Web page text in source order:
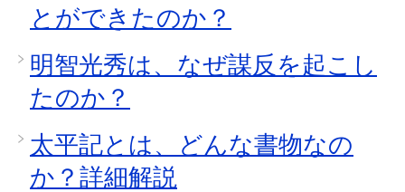
とができたのか？
明智光秀は、なぜ謀反を起こし
たのか？
太平記とは、どんな書物なの
か？詳細解説